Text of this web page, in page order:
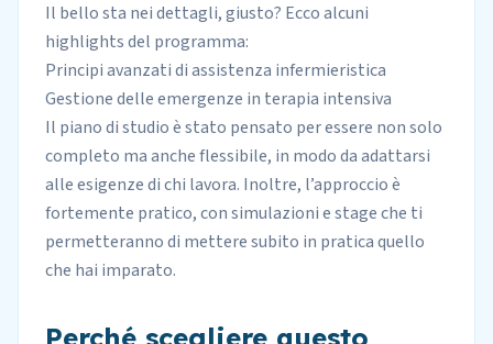
Il bello sta nei dettagli, giusto? Ecco alcuni
highlights del programma:
Principi avanzati di assistenza infermieristica
Gestione delle emergenze in terapia intensiva
Il piano di studio è stato pensato per essere non solo
completo ma anche flessibile, in modo da adattarsi
alle esigenze dichi lavora. Inoltre, l’approccio è
fortemente pratico, con simulazioni e stage che ti
permetteranno di mettere subito in pratica quello
che hai imparato.
Perché scegliere questo